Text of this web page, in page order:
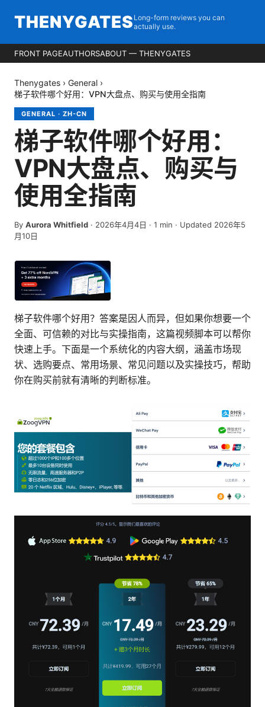
THENYGATES Long-form reviews you can
actually use.
FRONT PAGEAUTHORSABOUT — THENYGATES
Thenygates › General ›
梯子软件哪个好用：VPN大盘点、购买与使用全指南
GENERAL · ZH-CN
梯子软件哪个好用：
VPN大盘点、购买与
使用全指南
By Aurora Whitfield · 2026年4月4日 · 1 min · Updated 2026年5
月10日
梯子软件哪个好用？答案是因人而异，但如果你想要一个
全面、可信赖的对比与实操指南，这篇视频脚本可以帮你
快速上手。下面是一个系统化的内容大纲，涵盖市场现
状、选购要点、常用场景、常见问题以及实操技巧，帮助
你在购买前就有清晰的判断标准。